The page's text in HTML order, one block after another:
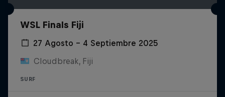
WSL Finals Fiji
27 Agosto – 4 Septiembre 2025
Cloudbreak, Fiji
SURF